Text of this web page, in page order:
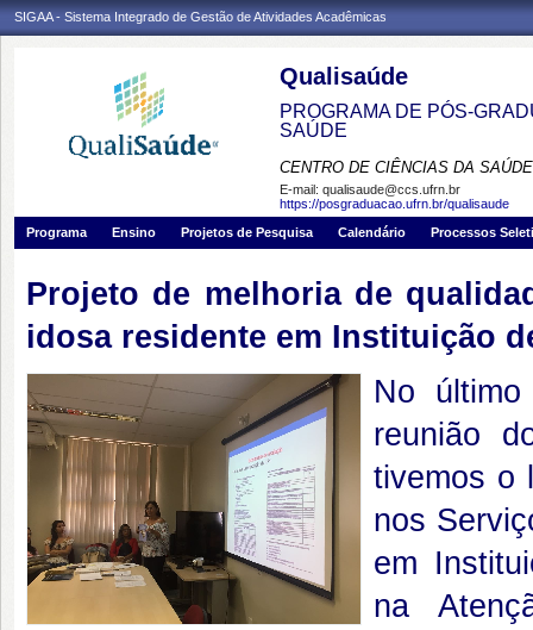
SIGAA - Sistema Integrado de Gestão de Atividades Acadêmicas
Qualisaúde
PROGRAMA DE PÓS-
SAÚDE
CENTRO DE CIÊNCIAS DA SAÚDE
E-mail: qualisaude@ccs.ufrn.br
https://posgraduacao.ufrn.br/qualisaude
Programa
Ensino Projetos de Pesquisa Calendário Processos
Projeto de melhoria de
idosa residente em Instituição
No
reunião
tivemos o
nos
em
na